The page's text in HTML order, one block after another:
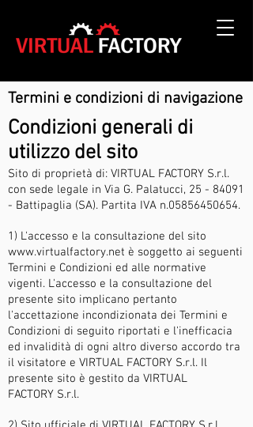
Termini e condizioni di navigazione
Condizioni generali di
utilizzo del sito
Sito di proprietà di: VIRTUAL FACTORY S.r.l.
con sede legale in Via G. Palatucci, 25 - 84091
- Battipaglia (SA). Partita IVA n.05856450654.
1) L'accesso e la consultazione del sito
www.virtualfactory.net è soggetto ai seguenti
Termini e Condizioni ed alle normative
vigenti. L'accesso e la consultazione del
presente sito implicano pertanto
l'accettazione incondizionata dei Termini e
Condizioni di seguito riportati e l'inefficacia
ed invalidità di ogni altro diverso accordo tra
il visitatore e VIRTUAL FACTORY S.r.l. Il
presente sito è gestito da VIRTUAL
FACTORY S.r.l.